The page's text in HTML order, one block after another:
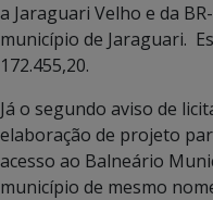
a Jaraguari Velho e da
município de Jaraguari.
172.455,20.
Já o segundo aviso de
elaboração de projeto
acesso ao Balneário
município de mesmo